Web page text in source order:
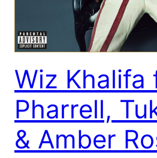
Wiz Khalifa
Pharrell,
& Amber